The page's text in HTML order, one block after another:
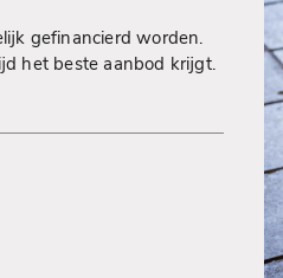
gefinancierd worden.
het beste aanbod krijgt.